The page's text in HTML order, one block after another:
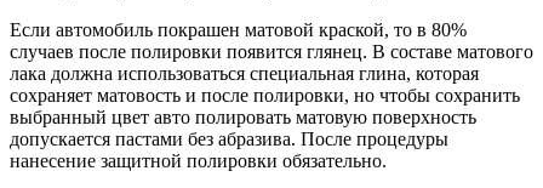
Если автомобиль покрашен матовой краской, то в 80%
случаев после полировки появится глянец. В составе матового
лака должна использоваться специальная глина, которая
сохраняет матовость и после полировки, но чтобы сохранить
выбранный цвет авто полировать матовую поверхность
допускается пастами без абразива. После процедуры
нанесение защитной полировки обязательно.